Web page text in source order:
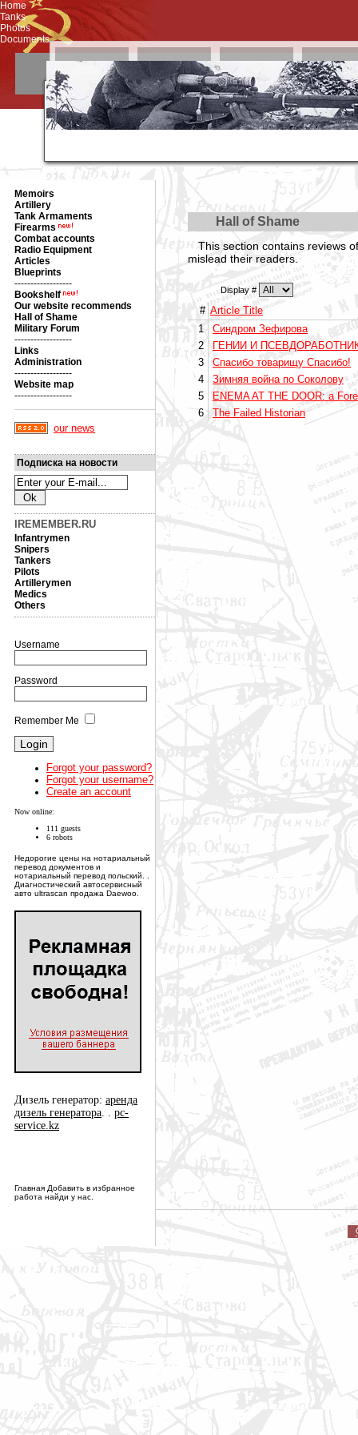
Home
Tanks
Photos
Documents
Memoirs
Artillery
Tank Armaments
Firearms
Combat accounts
Radio Equipment
Articles
Blueprints
------------------
Bookshelf
Our website recommends
Hall of Shame
Military Forum
------------------
Links
Administration
------------------
Website map
------------------
our news
Подписка на новости
IREMEMBER.RU
Infantrymen
Snipers
Tankers
Pilots
Artillerymen
Medics
Others
Username
Password
Remember Me
Forgot your password?
Forgot your username?
Create an account
Now online:
111 guests
6 robots
Недорогие цены на нотариальный
перевод документов и
нотариальный перевод польский. .
Диагностический автосервисный
авто ultrascan продажа Daewoo.
Дизель генератор: аренда
дизель генератора. . pc-
service.kz
Главная Добавить в избранное
работа найди у нас.
Hall of Shame
This section contains reviews
mislead their readers.
Display #
# Article Title
1
Синдром Зефирова
2
ГЕНИИ И
3
Спасибо товарищу Спасибо!
4
Зимняя война по Соколову
5
ENEMA AT THE DOOR: a
6
The Failed Historian